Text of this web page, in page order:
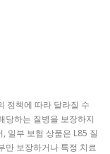
정책에 따라 달라질 수
당하는 질병을 보장하지
일부 보험 상품은 L85 질
만 보장하거나 특정 치료